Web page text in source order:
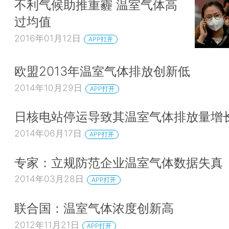
不利气候助推重霾 温室气体高
过均值
2016年01月12日 APP打开
欧盟2013年温室气体排放创新低
2014年10月29日 APP打开
日核电站停运导致其温室气体排放量增
2014年06月17日 APP打开
专家：立规防范企业温室气体数据失真
2014年03月28日 APP打开
联合国：温室气体浓度创新高
2012年11月21日 APP打开